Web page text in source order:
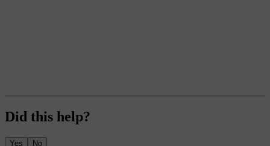
Did this help?
Yes No